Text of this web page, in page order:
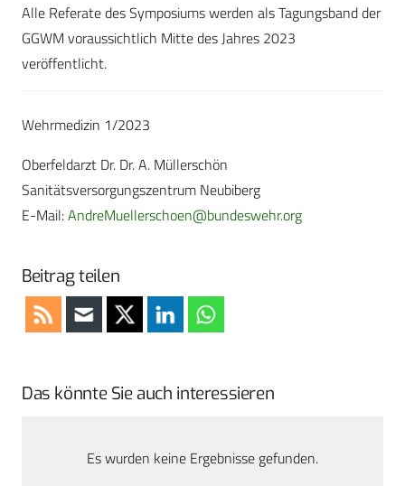
Alle Referate des Symposiums werden als Tagungsband der
GGWM voraussichtlich Mitte des Jahres 2023
veröffentlicht.
Wehrmedizin 1/2023
Oberfeldarzt Dr. Dr. A. Müllerschön
Sanitätsversorgungszentrum Neubiberg
E-Mail:AndreMuellerschoen@bundeswehr.org
Beitrag teilen
Das könnte Sie auch interessieren
Es wurden keine Ergebnisse gefunden.